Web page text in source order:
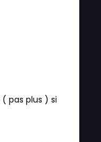
pas plus ) si